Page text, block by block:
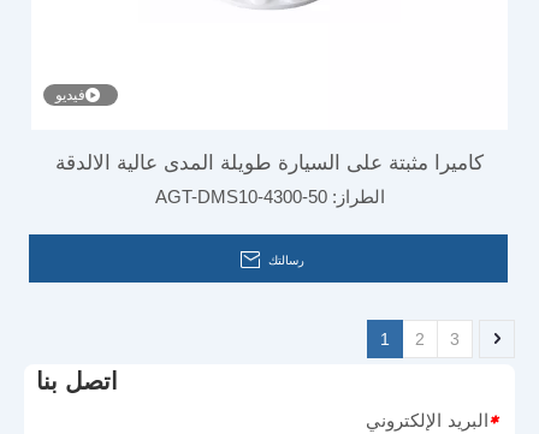
فيديو
كاميرا مثبتة على السيارة طويلة المدى عالية الالدقة
لحرائق الغابات الطراز: AGT-DMS10-4300-50
رسالتك
1 2 3
اتصل بنا
*البريد الإلكتروني